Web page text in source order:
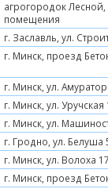
агрогородок
помещения
г. Заславль, ул.
г. Минск, проезд
г. Минск, ул.
г. Минск, ул.
г. Минск, ул.
г. Гродно, ул. Белуша
г. Минск, ул. Волоха
г. Минск, проезд